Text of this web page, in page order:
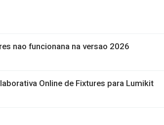
nao funcionana na versao 2026
Online de Fixtures para Lumikit